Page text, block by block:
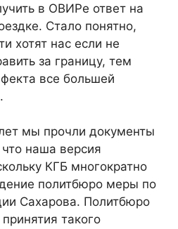
в ОВИРе ответ на
Стало понятно,
хотят нас если не
за границу, тем
все большей
мы прочли документы
наша версия
КГБ многократно
политбюро меры по
Сахарова. Политбюро
такого